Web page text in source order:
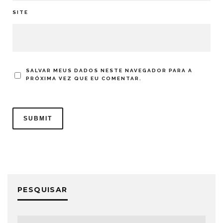
SITE
SALVAR MEUS DADOS NESTE NAVEGADOR PARA A
PRÓXIMA VEZ QUE EU COMENTAR.
PESQUISAR